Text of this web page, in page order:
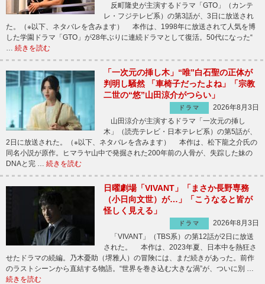
反町隆史が主演するドラマ「GTO」（カンテ
レ・フジテレビ系）の第3話が、3日に放送され
た。（※以下、ネタバレを含みます） 本作は、1998年に放送されて人気を博
した学園ドラマ「GTO」が28年ぶりに連続ドラマとして復活。50代になった“
続きを読む
「一次元の挿し木」“唯”白石聖の正体が
判明し騒然 「車椅子だったよね」「宗教
二世の“悠”山田涼介がつらい」
ドラマ
2026年8月3日
山田涼介が主演するドラマ「一次元の挿し
木」（読売テレビ・日本テレビ系）の第5話が、
2日に放送された。（※以下、ネタバレを含みます） 本作は、松下龍之介氏の
同名小説が原作。ヒマラヤ山中で発掘された200年前の人骨が、失踪した妹の
DNAと完 … 続きを読む
日曜劇場「VIVANT」「まさか長野専務
（小日向文世）が…」「こうなると皆が
怪しく見える」
ドラマ
2026年8月3日
「VIVANT」（TBS系）の第12話が2日に放送
された。 本作は、2023年夏、日本中を熱狂さ
せたドラマの続編。乃木憂助（堺雅人）の冒険には、まだ続きがあった。前作
のラストシーンから直結する物語。“世界を巻き込む大きな渦”が、ついに別 …
続きを読む